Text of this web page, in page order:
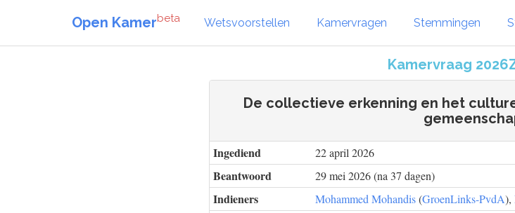
Open Kamerbeta Wetsvoorstellen Kamervragen Stemmingen
Kamervraag
De collectieve erkenning en het
Ingediend 22 april 2026
Beantwoord 29 mei 2026 (na 37 dagen)
Indieners Mohammed Mohandis(GroenLinks-PvdA),